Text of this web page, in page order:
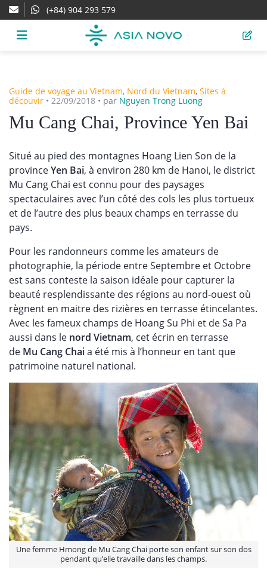
(+84) 904 293 579
Guide de voyage au Vietnam, Nord du Vietnam, Sites à
découvir • 22/09/2018 • par Nguyen Trong Luong
Mu Cang Chai, Province Yen Bai
Situé au pied des montagnes Hoang Lien Son de la
provinceYen Bai, à environ 280 km de Hanoi, le district
Mu Cang Chai est connu pour des paysages
spectaculaires avec l’un côté des cols les plus tortueux
et de l’autre des plus beaux champs en terrasse du
pays.
Pour les randonneurs comme les amateurs de
photographie, la période entre Septembre et Octobre
est sans conteste la saison idéale pour capturer la
beauté resplendissante des régions au nord-ouest où
règnent en maitre des rizières en terrasse étincelantes.
Avec les fameux champs de Hoang Su Phi et de Sa Pa
aussi dans le nord Vietnam, cet écrin en terrasse
de Mu Cang Chaia été mis à l’honneur en tant que
patrimoine naturel national.
Une femme Hmong de Mu Cang Chai porte son enfant sur son dos
pendant qu’elle travaille dans les champs.